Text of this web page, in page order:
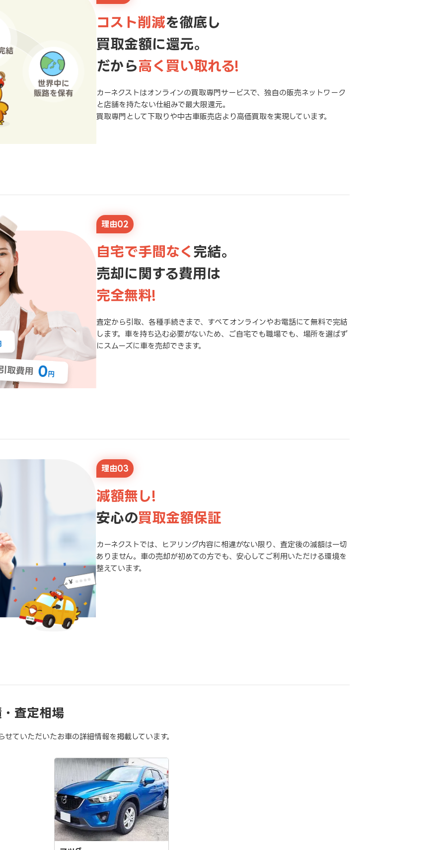
コスト削減を徹底し
買取金額に還元。
だから高く買い取れる!
カーネクストはオンラインの買取専門サービスで、独自の販売ネットワーク
と店舗を持たない仕組みで最大限還元。
買取専門として下取りや中古車販売店より高価買取を実現しています。
理由02
自宅で手間なく 完結。
売却に関する費用は
完全無料!
査定から引取、各種手続きまで、すべてオンラインやお電話にて無料で完結
します。車を持ち込む必要がないため、ご自宅でも職場でも、場所を選ばず
にスムーズに車を売却できます。
理由03
減額無し!
安心の買取金額保証
カーネクストでは、ヒアリング内容に相違がない限り、査定後の減額は一切
ありません。車の売却が初めての方でも、安心してご利用いただける環境を
整えています。
査定相場
ていただいたお車の詳細情報を掲載しています。